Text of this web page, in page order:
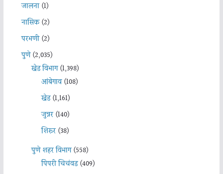
जालना(1)
नासिक(2)
परभणी(2)
पुणे(2,035)
खेड विभाग(1,398)
आंबेगाव(108)
खेड(1,161)
जुन्नर(140)
शिरूर(38)
पुणे शहर विभाग(558)
पिंपरी चिचंवड(409)